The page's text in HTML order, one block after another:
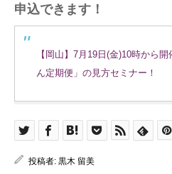
申込できます！
【岡山】7月19日(金)10時から
ん定期便」の見方セミナー！
投稿者: 黒木 留美